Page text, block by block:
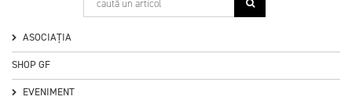
ASOCIAȚIA
SHOP GF
EVENIMENT